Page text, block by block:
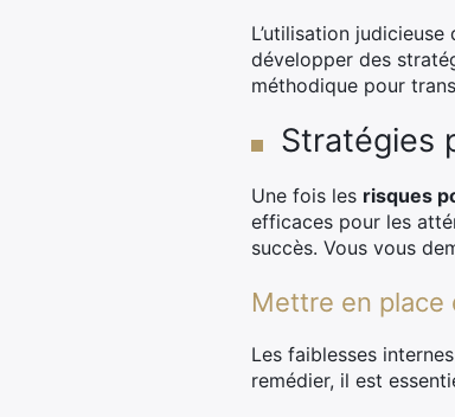
L’utilisation
développer des
méthodique pour
Stratégies
Une fois les risques
efficaces pour les
succès. Vous vous
Mettre en place
Les faiblesses
remédier, il est